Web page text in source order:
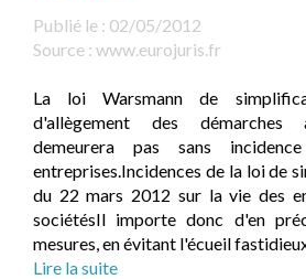
Publié le : 02/05/2012
Source : www.eurojuris.fr
La loi Warsmann de
d'allègement des démarches
demeurera pas sans
entreprises.Incidences de la loi de
du 22 mars 2012 sur la vie des
sociétésIl importe donc d'en
mesures, en évitant l'écueil
Lire la suite